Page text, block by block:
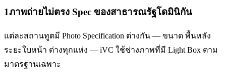
1ภาพถ่ายไม่ตรง Spec ของสาธารณรัฐโดมินิกัน
แต่ละสถานทูตมี Photo Specification ต่างกัน — ขนาด พื้นหลัง
ระยะใบหน้า ต่างทุกแห่ง — iVC ใช้ช่างภาพที่มี Light Box ตาม
มาตรฐานเฉพาะ